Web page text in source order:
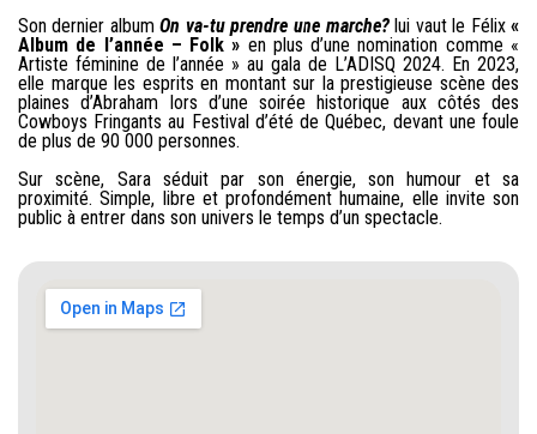
Son dernier albumOn va-tu prendre une marche?lui vaut le Félix«
Album de l’année – Folk » en plus d’une nomination comme «
Artiste féminine de l’année » au gala de L’ADISQ 2024. En 2023,
elle marque les esprits en montant sur la prestigieuse scène des
plaines d’Abraham lors d’une soirée historique aux côtés des
Cowboys Fringants au Festival d’été de Québec, devant une foule
de plus de 90 000 personnes.
Sur scène, Sara séduit par son énergie, son humour et sa
proximité. Simple, libre et profondément humaine, elle invite son
public à entrer dans son univers le temps d’un spectacle.